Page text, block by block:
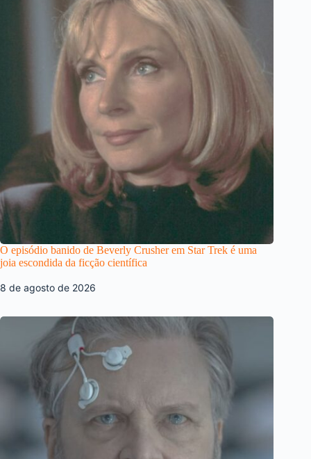
O episódio banido de Beverly Crusher em Star Trek é uma
joia escondida da ficção científica
8 de agosto de 2026